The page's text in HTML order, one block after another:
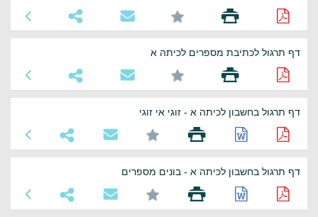
דף תרגול לכתיבת מספרים לכיתה א
דף תרגול בחשבון לכיתה א - זוגי אי זוגי
דף תרגול בחשבון לכיתה א - בונים מספרים